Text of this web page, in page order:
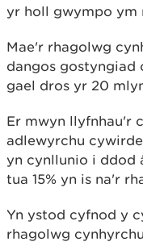
yr holl gwympo ym
Mae'r rhagolwg
dangos gostyngiad
gael dros yr 20
Er mwyn llyfnhau'r
adlewyrchu
yn cynllunio i ddod
tua 15% yn is na'r
Yn ystod cyfnod y
rhagolwg